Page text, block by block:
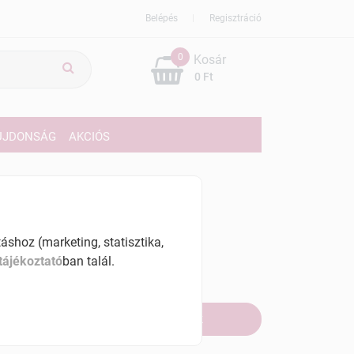
Regisztráció
Belépés
0
0 Ft
Kosár
AKCIÓS
(marketing, statisztika,
ban talál.